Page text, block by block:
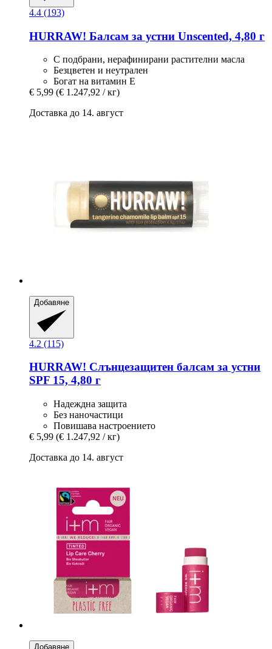
4.4 (193)
HURRAW! Балсам за устни Unscented, 4,80 г
С подбрани, нерафинирани растителни масла
Безцветен и неутрален
Богат на витамин Е
€ 5,99 (€ 1.247,92 / кг)
Доставка до 14. август
Добавяне
4.2 (115)
HURRAW! Слънцезащитен балсам за устни
SPF 15, 4,80 г
Надеждна защита
Без наночастици
Повишава настроението
€ 5,99 (€ 1.247,92 / кг)
Доставка до 14. август
Добавяне